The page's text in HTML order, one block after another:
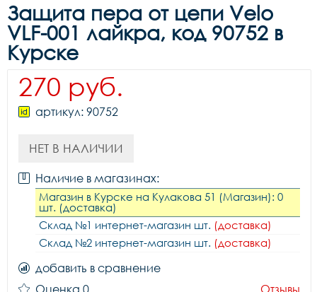
Защита пера от цепи Velo
VLF-001 лайкра, код 90752 в
Курске
270 руб.
артикул: 90752
НЕТ В НАЛИЧИИ
Наличие в магазинах:
Магазин в Курске на Кулакова 51 (Магазин): 0
шт. (доставка)
Склад №1 интернет-магазин шт. (доставка)
Склад №2 интернет-магазин шт. (доставка)
добавить в сравнение
Оценка 0
Отзывы